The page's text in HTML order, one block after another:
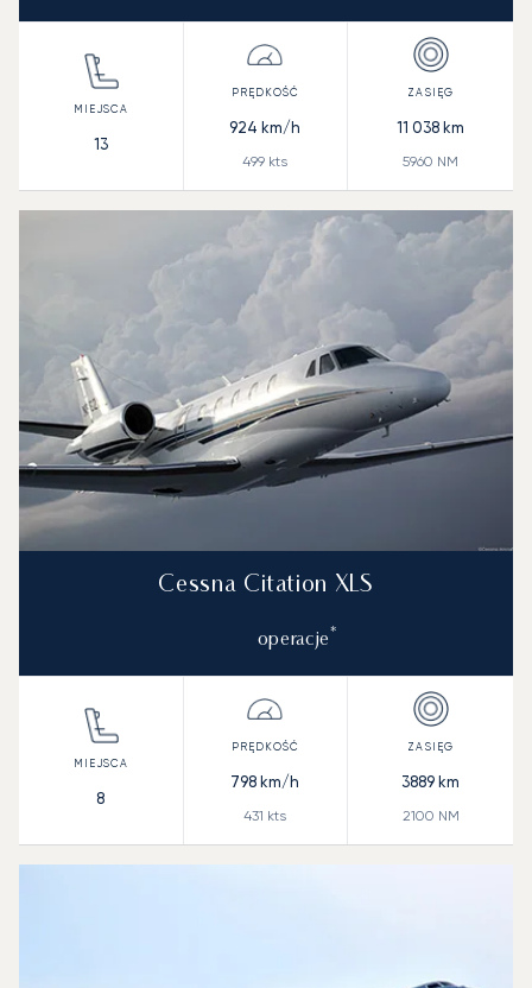
13
924 km/h
499 kts
11 038 km
5960 NM
Cessna Citation XLS
operacje*
8
798 km/h
431 kts
3889 km
2100 NM